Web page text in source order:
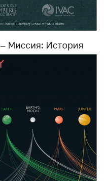
– Миссия: История